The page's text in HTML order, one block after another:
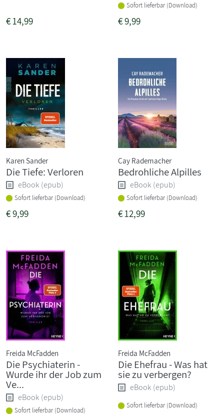
€14,99
Sofort lieferbar (Download)
€9,99
Karen Sander
Die Tiefe: Verloren
eBook (epub)
Sofort lieferbar (Download)
€9,99
Cay Rademacher
Bedrohliche Alpilles
eBook (epub)
Sofort lieferbar (Download)
€12,99
Freida McFadden
Die Psychiaterin -
Wurde ihr der Job zum
Ve...
eBook (epub)
Sofort lieferbar (Download)
Freida McFadden
Die Ehefrau - Was hat
sie zu verbergen?
eBook (epub)
Sofort lieferbar (Download)